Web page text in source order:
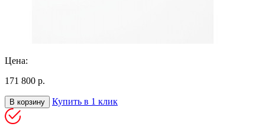
Цена:
171 800 р.
В корзину Купить в 1 клик